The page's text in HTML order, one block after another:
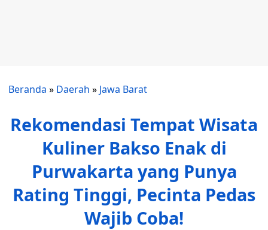
Beranda » Daerah » Jawa Barat
Rekomendasi Tempat Wisata
Kuliner Bakso Enak di
Purwakarta yang Punya
Rating Tinggi, Pecinta Pedas
Wajib Coba!